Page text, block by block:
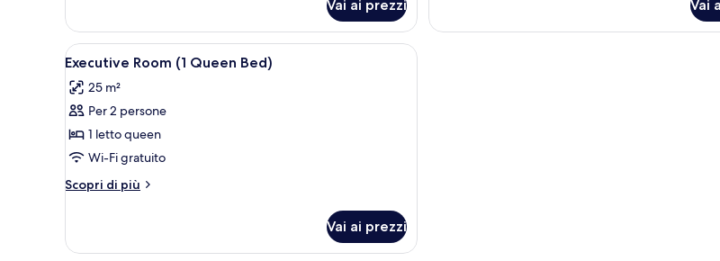
letti
singoli
Vai ai prezzi Vai
Apri
tutte
le
foto
per
Executive
Room
(1
Bed)
Copriletto in piuma, materassi a doppio strato, minibar
4
Executive Room (1 Queen Bed)
25 m²
Per 2 persone
1 letto queen
Wi-Fi gratuito
Scopri di più
Altri
Room
Vai ai prezzi